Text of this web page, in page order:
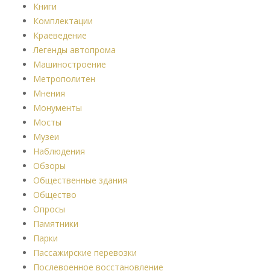
Книги
Комплектации
Краеведение
Легенды автопрома
Машиностроение
Метрополитен
Мнения
Монументы
Мосты
Музеи
Наблюдения
Обзоры
Общественные здания
Общество
Опросы
Памятники
Парки
Пассажирские перевозки
Послевоенное восстановление